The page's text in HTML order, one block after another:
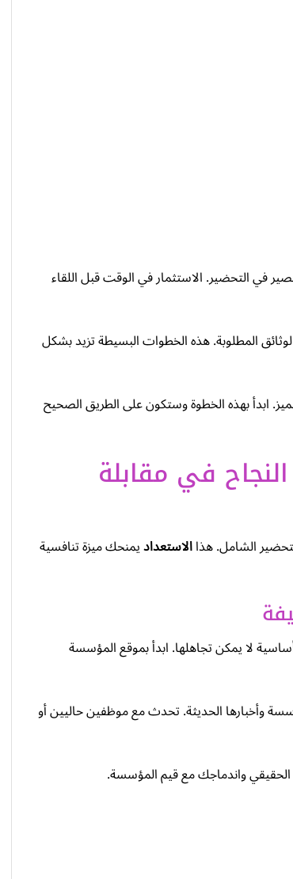
في التحضير. الاستثمار في الوقت قبل اللقاء
المطلوبة. هذه الخطوات البسيطة تزيد بشكل
ابدأ بهذه الخطوة وستكون على الطريق الصحيح
في مقابلة
الشامل. هذاالاستعداديمنحك ميزة تنافسية
لا يمكن تجاهلها. ابدأ بموقع المؤسسة
وأخبارها الحديثة. تحدث مع موظفين حاليين أو
الحقيقي واندماجك مع قيم المؤسسة.